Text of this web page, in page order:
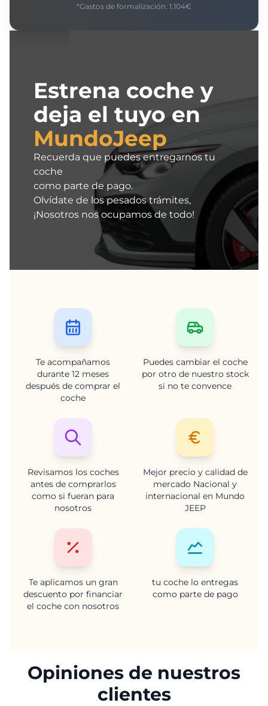
*Gastos de formalización: 1.104€
Estrena coche y
deja el tuyo en
MundoJeep
Recuerda que puedes entregarnos tu
coche
como parte de pago.
Olvídate de los pesados trámites,
¡Nosotros nos ocupamos de todo!
Te acompañamos
durante 12 meses
después de comprar el
coche
Puedes cambiar el coche
por otro de nuestro stock
si no te convence
Revisamos los coches
antes de comprarlos
como si fueran para
nosotros
Mejor precio y calidad de
mercado Nacional y
internacional en Mundo
JEEP
Te aplicamos un gran
descuento por financiar
el coche con nosotros
tu coche lo entregas
como parte de pago
Opiniones de nuestros
clientes